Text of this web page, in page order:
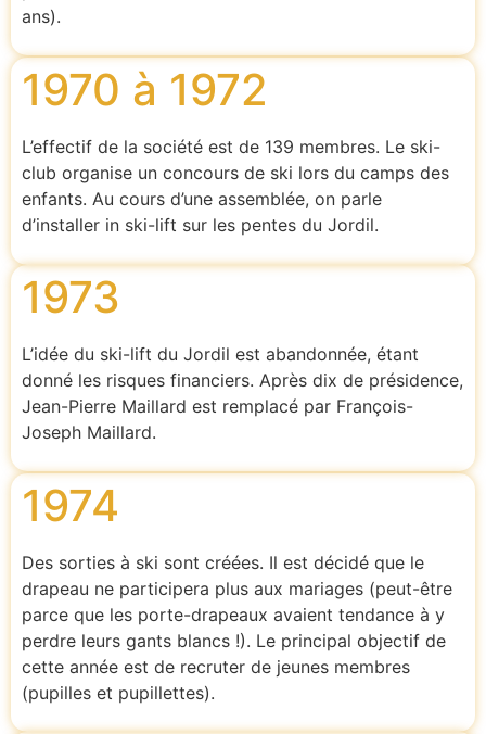
ans).
1970 à 1972
L’effectif de la société est de 139 membres. Le ski-
club organise un concours de ski lors du camps des
enfants. Au cours d’une assemblée, on parle
d’installer in ski-lift sur les pentes du Jordil.
1973
L’idée du ski-lift du Jordil est abandonnée, étant
donné les risques financiers. Après dix de présidence,
Jean-Pierre Maillard est remplacé par François-
Joseph Maillard.
1974
Des sorties à ski sont créées. Il est décidé que le
drapeau ne participera plus aux mariages (peut-être
parce que les porte-drapeaux avaient tendance à y
perdre leurs gants blancs !). Le principal objectif de
cette année est de recruter de jeunes membres
(pupilles et pupillettes).